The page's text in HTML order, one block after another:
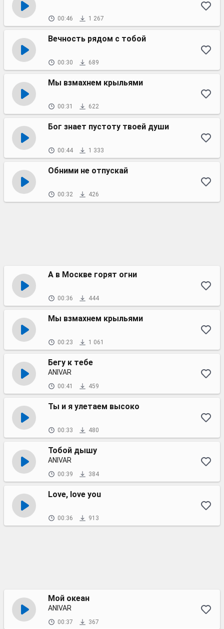
00:46 1 267
Вечность рядом с тобой
00:30 689
Мы взмахнем крыльями
00:31 622
Бог знает пустоту твоей души
00:44 1 333
Обними не отпускай
00:32 426
А в Москве горят огни
00:36 444
Мы взмахнем крыльями
00:23 1 061
Бегу к тебе
ANIVAR
00:41 459
Ты и я улетаем высоко
00:33 480
Тобой дышу
ANIVAR
00:39 384
Love, love you
00:36 913
Мой океан
ANIVAR
00:37 367